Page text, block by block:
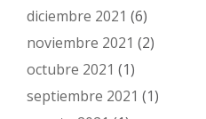
diciembre 2021 (6)
noviembre 2021 (2)
octubre 2021 (1)
septiembre 2021 (1)